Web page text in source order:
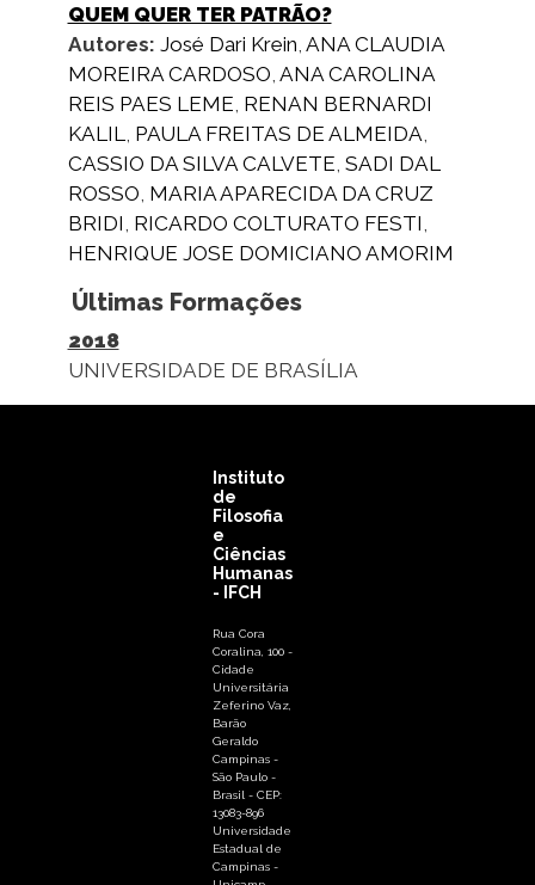
QUEM QUER TER PATRÃO?
Autores: José Dari Krein ANA CLAUDIA
MOREIRA CARDOSO ANA CAROLINA
REIS PAES LEME RENAN BERNARDI
KALIL
PAULA FREITAS DE ALMEIDA
CASSIO DA SILVA CALVETE SADI DAL
ROSSO MARIA APARECIDA DA CRUZ
BRIDI RICARDO COLTURATO FESTI
HENRIQUE JOSE DOMICIANO AMORIM
Últimas Formações
2018
UNIVERSIDADE DE BRASÍLIA
Instituto
de
Filosofia
e
Ciências
Humanas
- IFCH
Rua Cora
Coralina, 100 -
Cidade
Universitária
Zeferino Vaz,
Barão
Geraldo
Campinas -
São Paulo -
Brasil - CEP:
13083-896
Universidade
Estadual de
Campinas -